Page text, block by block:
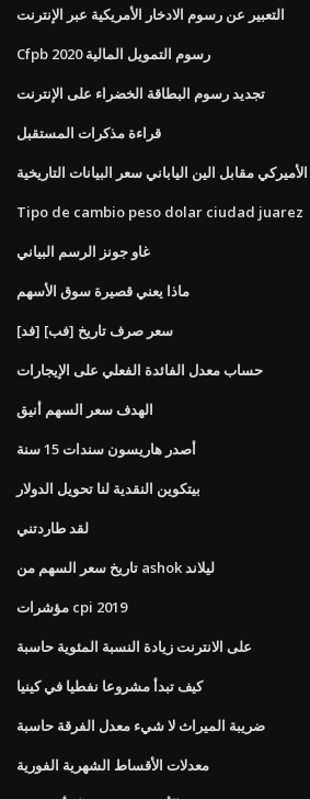
التعبير عن رسوم الادخار الأمريكية عبر الإنترنت
Cfpb رسوم التمويل المالية 2020
تجديد رسوم البطاقة الخضراء على الإنترنت
قراءة مذكرات المستقبل
الأميركي مقابل الين الياباني سعر البيانات التاريخية
Tipo de cambio peso dolar ciudad juarez
غاو جونز الرسم البياني
ماذا يعني قصيرة سوق الأسهم
[فد] [فب] سعر صرف تاريخ
حساب معدل الفائدة الفعلي على الإيجارات
الهدف سعر السهم أنيق
أصدر هاريسون سندات 15 سنة
بيتكوين النقدية لنا تحويل الدولار
لقد طاردتني
تاريخ سعر السهم من ashok ليلاند
مؤشرات cpi 2019
على الانترنت زيادة النسبة المئوية حاسبة
كيف تبدأ مشروعا نفطيا في كينيا
ضريبة الميراث لا شيء معدل الفرقة حاسبة
معدلات الأقساط الشهرية الفورية